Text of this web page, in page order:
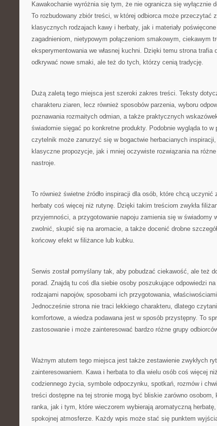
Kawakochanie wyróżnia się tym, że nie ogranicza się wyłącznie
To rozbudowany zbiór treści, w której odbiorca może przeczytać
klasycznych rodzajach kawy i herbaty, jak i materiały
zagadnieniom, nietypowym połączeniom smakowym, ciekawym
eksperymentowania we własnej kuchni. Dzięki temu strona trafia
odkrywać nowe smaki, ale też do tych, którzy cenią tradycję.
Dużą zaletą tego miejsca jest szeroki zakres treści. Teksty
charakteru ziaren, lecz również sposobów parzenia, wyboru
poznawania rozmaitych odmian, a także praktycznych
świadomie sięgać po konkretne produkty. Podobnie wygląda to w
czytelnik może zanurzyć się w bogactwie herbacianych
klasyczne propozycje, jak i mniej oczywiste rozwiązania na
nastroje.
To również świetne źródło inspiracji dla osób, które chcą uczynić
herbaty coś więcej niż rutynę. Dzięki takim treściom zwykła
przyjemności, a przygotowanie napoju zamienia się w świadomy
zwolnić, skupić się na aromacie, a także docenić drobne
końcowy efekt w filiżance lub kubku.
Serwis został pomyślany tak, aby pobudzać ciekawość, ale też
porad. Znajdą tu coś dla siebie osoby poszukujące odpowiedzi
rodzajami napojów, sposobami ich przygotowania,
Jednocześnie strona nie traci lekkiego charakteru, dlatego
komfortowe, a wiedza podawana jest w sposób przystępny. To
zastosowanie i może zainteresować bardzo różne grupy
Ważnym atutem tego miejsca jest także zestawienie zwykłych
zainteresowaniem. Kawa i herbata to dla wielu osób coś więcej
codziennego życia, symbole odpoczynku, spotkań, rozmów i
treści dostępne na tej stronie mogą być bliskie zarówno osobom,
ranka, jak i tym, które wieczorem wybierają aromatyczną
spokojnej atmosferze. Każdy wpis może stać się punktem